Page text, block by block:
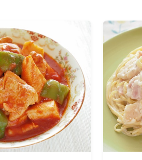
牛肉料理
ひき肉料理
魚介料理
卵料理